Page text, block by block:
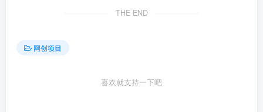
THE END
网创项目
喜欢就支持一下吧